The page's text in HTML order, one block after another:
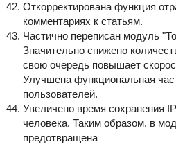
Откорректирована функция
комментариях к статьям.
Частично переписан модуль
Значительно снижено
свою очередь повышает
Улучшена функциональная
пользователей.
Увеличено время сохранения
человека. Таким образом, в
предотвращена